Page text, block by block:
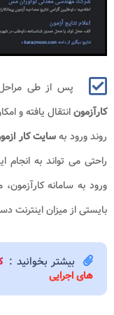
پس از طی
کارآزمونانتقال یافته و
روند ورود بهسایت کار
راحتی می تواند به انجام
ورود به سامانه
بایستی از میزان اینترنت
بیشتر بخوانید :
های اجرایی